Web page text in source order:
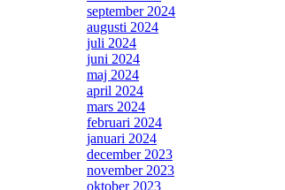
september 2024
augusti 2024
juli 2024
juni 2024
maj 2024
april 2024
mars 2024
februari 2024
januari 2024
december 2023
november 2023
oktober 2023